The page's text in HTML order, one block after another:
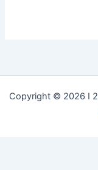
Copyright © 2026 I 2